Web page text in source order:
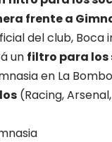
frente a
del club, Boca
un filtro para los
en La
(Racing,